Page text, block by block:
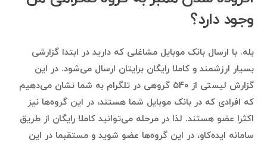
وجود دارد؟
بله. با ارسال بانک موبایل مشاغلی که دارید در ابتدا گزارشی
بسیار ارزشمند و کاملا رایگان برایتان ارسال می‌شود. در این
گزارش لیستی از ۵۴۰ گروهی در تلگرام به شما نشان می‌دهیم
که افرادی که در بانک موبایل شما هستند، در این گروه‌ها نیز
اکثرا عضو هستند. لذا در مرحله می‌توانید کاملا رایگان از طریق
سامانه ایده‌کاو، در این گروه‌ها عضو شوید و مستقبما در این